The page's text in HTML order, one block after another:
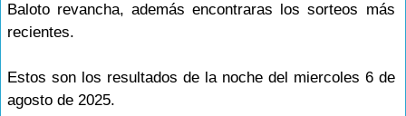
Baloto revancha, además encontraras los sorteos más
recientes.
Estos son los resultados de la noche del miercoles 6 de
agosto de 2025.